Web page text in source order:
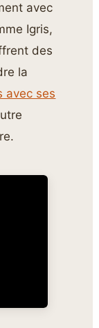
avec
Igris,
des
la
avec ses